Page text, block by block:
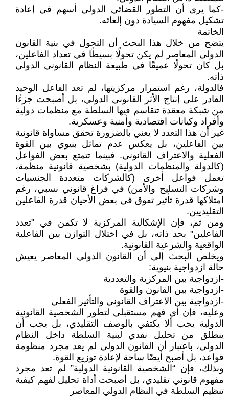
-كما يرى أن التطور القضائي الدولي أسهم في إعادة
تشكيل مفهوم السيادة دون إلغائه.
الخاتمة
يتضح من خلال هذا البحث أن التحول في بنية القانون
الدولي المعاصر لم يكن تحولًا بسيطًا في تعداد الفاعلين،
بل كان تحولًا عميقًا في طبيعة النظام القانوني الدولي
ذاته.
فالدولة، رغم استمرار مركزيتها، لم تعد الفاعل الوحيد
القادر على إنتاج الأثر القانوني الدولي، بل أصبحت جزءًا
من شبكة معقدة تتقاسم فيها السلطة مع منظمات دولية
وأفراد وكيانات اقتصادية وأمنية وعسكرية.
غير أن هذا التعدد لا يعني بالضرورة تحقق مساواة قانونية
بين الفاعلين، بل يعكس عدم تماثل بنيوي بين القوة
الفعلية والاعتراف القانوني. فبينما تتمتع بعض الفواعل
(كالدولة والمنظمات الدولية) بشخصية قانونية منظمة،
تعمل فواعل أخرى (كالشركات متعددة الجنسيات
وشركات التسليح والأمن) في فراغ قانوني نسبي، رغم
امتلاكها قدرة تأثير تفوق في بعض الأحيان قدرة الفاعلين
التقليديين.
ومن ثم، فإن الإشكالية المركزية لا تكمن في "تعدد
الفاعلين" بحد ذاته، بل في اختلال التوازن بين الفاعلية
الواقعية والشرعية القانونية.
ويخلص البحث إلى أن القانون الدولي المعاصر يعيش
حالة ازدواجية بنيوية:
-ازدواجية بين المركزية والتعددية
-ازدواجية بين القانون والقوة
-ازدواجية بين الاعتراف القانوني والتأثير الفعلي
وعليه، فإن أي فهم مستقبلي لتطور الشخصية القانونية
الدولية يجب ألا يكتفي بالوصف التقليدي، بل يجب أن
ينطلق من تحليل نقدي لبنية السلطة داخل النظام
الدولي، باعتبار أن القانون الدولي لم يعد مجرد منظومة
قواعد، بل أصبح أيضًا ساحة لإعادة توزيع القوة.
وبذلك، فإن “الشخصية القانونية الدولية” لم تعد مجرد
مفهوم قانوني تقليدي، بل أصبحت أداة تحليل لفهم كيفية
تنظيم السلطة في النظام الدولي المعاصر